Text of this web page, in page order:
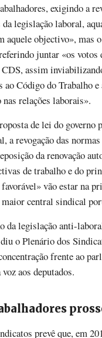
exigindo a
legislação laboral,
objectivo», mas
juntar «os votos
assim
ao Código do Trabalho
relações laborais».
de lei do governo
a revogação das
da renovação
de trabalho e do
vão estar na
maior central sindical
da legislação anti-
o Plenário dos
frente ao
aos deputados.
prevê que, em